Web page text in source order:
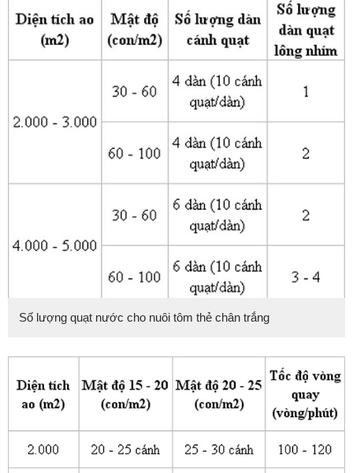
Số lượng quạt nước cho nuôi tôm thẻ chân trắng